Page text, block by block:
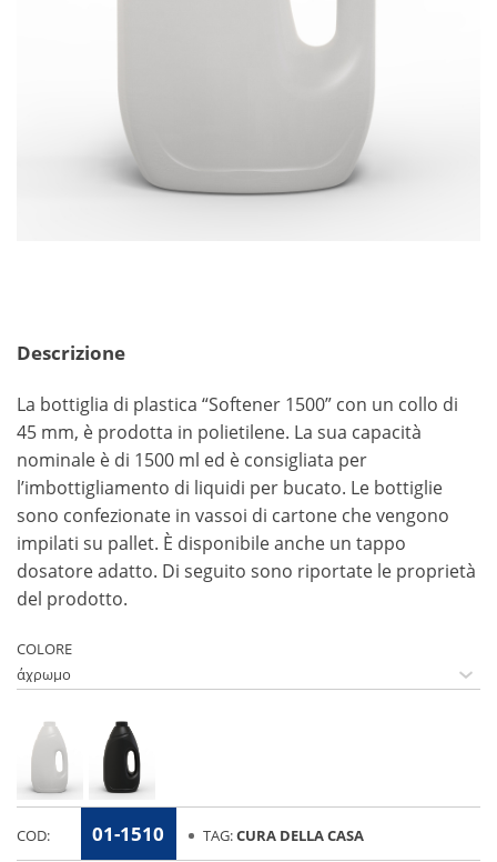
Descrizione
La bottiglia di plastica “Softener 1500” con un collo di
45 mm, è prodotta in polietilene. La sua capacità
nominale è di 1500 ml ed è consigliata per
l’imbottigliamento di liquidi per bucato. Le bottiglie
sono confezionate in vassoi di cartone che vengono
impilati su pallet. È disponibile anche un tappo
dosatore adatto. Di seguito sono riportate le proprietà
del prodotto.
COLORE
COD: 01-1510 TAG:CURA DELLA CASA